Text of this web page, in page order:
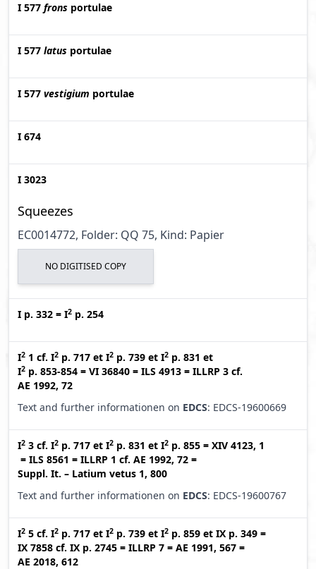
I 577 frons portulae
I 577 latus portulae
I 577 vestigium portulae
I 674
I 3023
Squeezes
EC0014772, Folder: QQ 75, Kind: Papier
NO DIGITISED COPY
I p. 332 = I2 p. 254
I2 1 cf. I2 p. 717 et I2 p. 739 et I2 p. 831 et
I2 p. 853-854 = VI 36840 = ILS 4913 = ILLRP 3 cf.
AE 1992, 72
Text and further informationen on EDCS: EDCS-19600669
I2 3 cf. I2 p. 717 et I2 p. 831 et I2 p. 855 = XIV 4123, 1
= ILS 8561 = ILLRP 1 cf. AE 1992, 72 =
Suppl. It. – Latium vetus 1, 800
Text and further informationen on EDCS: EDCS-19600767
I2 5 cf. I2 p. 717 et I2 p. 739 et I2 p. 859 et IX p. 349 =
IX 7858 cf. IX p. 2745 = ILLRP 7 = AE 1991, 567 =
AE 2018, 612